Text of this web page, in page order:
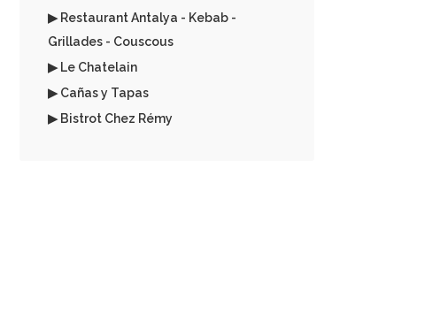
▶ Restaurant Antalya - Kebab -
Grillades - Couscous
▶ Le Chatelain
▶ Cañas y Tapas
▶ Bistrot Chez Rémy